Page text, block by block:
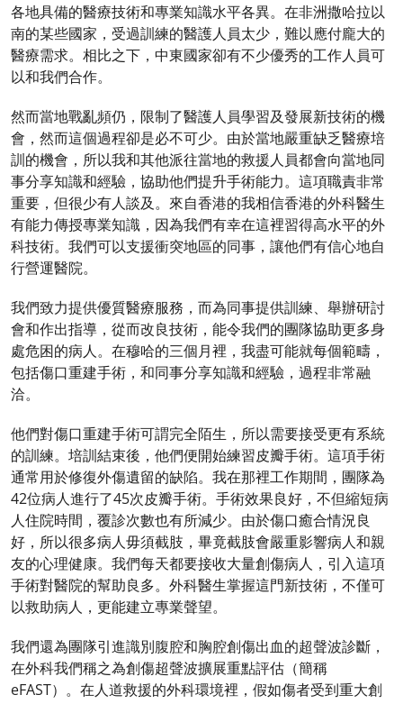
各地具備的醫療技術和專業知識水平各異。在非洲撒哈拉以
南的某些國家，受過訓練的醫護人員太少，難以應付龐大的
醫療需求。相比之下，中東國家卻有不少優秀的工作人員可
以和我們合作。
然而當地戰亂頻仍，限制了醫護人員學習及發展新技術的機
會，然而這個過程卻是必不可少。由於當地嚴重缺乏醫療培
訓的機會，所以我和其他派往當地的救援人員都會向當地同
事分享知識和經驗，協助他們提升手術能力。這項職責非常
重要，但很少有人談及。來自香港的我相信香港的外科醫生
有能力傳授專業知識，因為我們有幸在這裡習得高水平的外
科技術。我們可以支援衝突地區的同事，讓他們有信心地自
行營運醫院。
我們致力提供優質醫療服務，而為同事提供訓練、舉辦研討
會和作出指導，從而改良技術，能令我們的團隊協助更多身
處危困的病人。在穆哈的三個月裡，我盡可能就每個範疇，
包括傷口重建手術，和同事分享知識和經驗，過程非常融
洽。
他們對傷口重建手術可謂完全陌生，所以需要接受更有系統
的訓練。培訓結束後，他們便開始練習皮瓣手術。這項手術
通常用於修復外傷遺留的缺陷。我在那裡工作期間，團隊為
42位病人進行了45次皮瓣手術。手術效果良好，不但縮短病
人住院時間，覆診次數也有所減少。由於傷口癒合情況良
好，所以很多病人毋須截肢，畢竟截肢會嚴重影響病人和親
友的心理健康。我們每天都要接收大量創傷病人，引入這項
手術對醫院的幫助良多。外科醫生掌握這門新技術，不僅可
以救助病人，更能建立專業聲望。
我們還為團隊引進識別腹腔和胸腔創傷出血的超聲波診斷，
在外科我們稱之為創傷超聲波擴展重點評估（簡稱
eFAST）。在人道救援的外科環境裡，假如傷者受到重大創